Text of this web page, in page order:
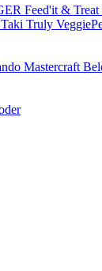
Feed'it & Treat
Taki Truly
Mastercraft